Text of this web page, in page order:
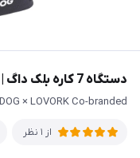
دستگاه 7 کاره بلک داگ | CBD2450ZM020
× LOVORK Co-branded
از 1 نظر